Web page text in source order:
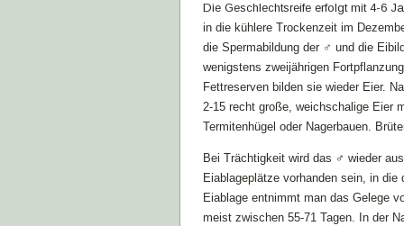
Die Geschlechtsreife erfolgt mit 4-6
in die kühlere Trockenzeit im
die Spermabildung der ♂ und die
wenigstens zweijährigen
Fettreserven bilden sie wieder Eier.
2-15 recht große, weichschalige Eier
Termitenhügel oder Nagerbauen.
Bei Trächtigkeit wird das ♂ wieder
Eiablageplätze vorhanden sein, in die
Eiablage entnimmt man das Gelege
meist zwischen 55-71 Tagen. In der